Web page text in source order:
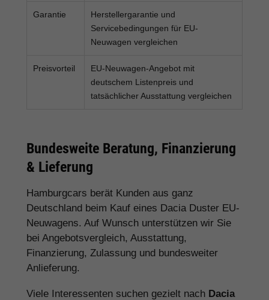
Garantie
Herstellergarantie und
Servicebedingungen für EU-
Neuwagen vergleichen
Preisvorteil
EU-Neuwagen-Angebot mit
deutschem Listenpreis und
tatsächlicher Ausstattung vergleichen
Bundesweite Beratung, Finanzierung
& Lieferung
Hamburgcars berät Kunden aus ganz
Deutschland beim Kauf eines Dacia Duster EU-
Neuwagens. Auf Wunsch unterstützen wir Sie
bei Angebotsvergleich, Ausstattung,
Finanzierung, Zulassung und bundesweiter
Anlieferung.
Viele Interessenten suchen gezielt nach Dacia